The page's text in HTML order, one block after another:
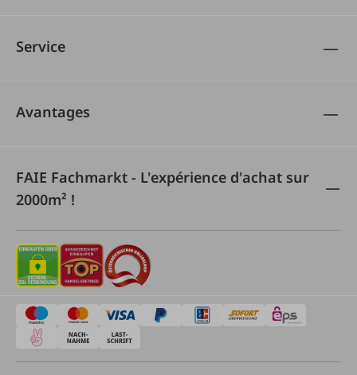
Service
Avantages
FAIE Fachmarkt - L'expérience d'achat sur
2000m² !